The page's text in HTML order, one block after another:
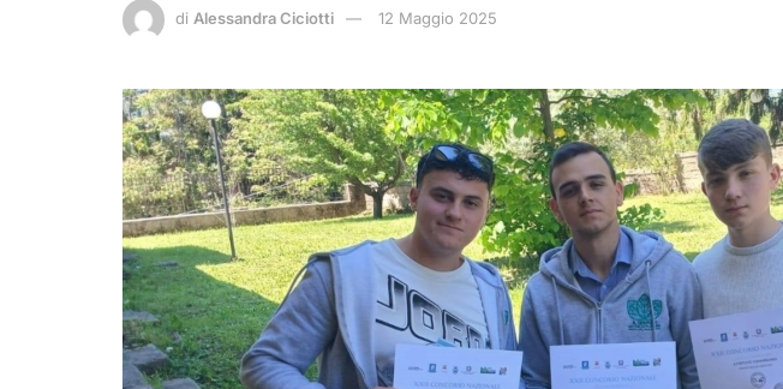
di Alessandra Ciciotti 12 Maggio 2025